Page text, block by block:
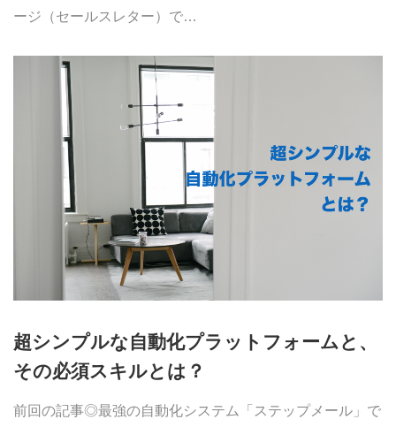
ージ（セールスレター）で…
超シンプルな自動化プラットフォームと、
その必須スキルとは？
前回の記事◎最強の自動化システム「ステップメール」で